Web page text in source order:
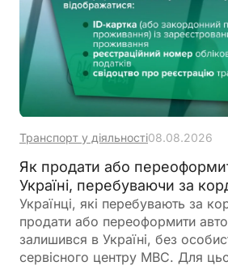
Транспорт у діяльності08.08.2026
Як продати або
Україні, перебуваючи за
Українці, які перебувають за
продати або переоформити
залишився в Україні, без
сервісного центру МВС. Для